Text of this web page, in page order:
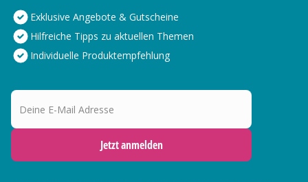
Exklusive Angebote & Gutscheine
Hilfreiche Tipps zu aktuellen Themen
Individuelle Produktempfehlung
Deine E-Mail Adresse
Jetzt anmelden